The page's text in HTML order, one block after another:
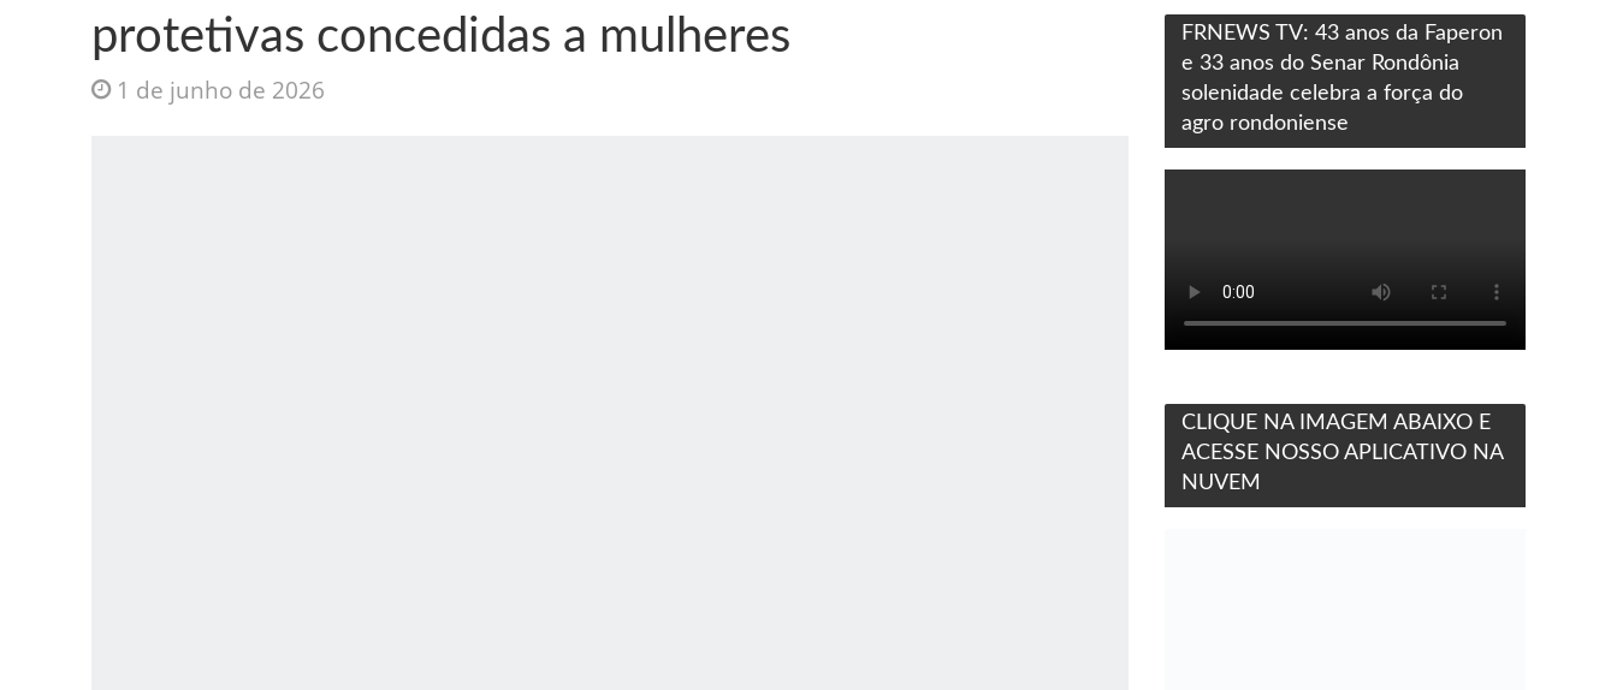
protetivas concedidas a mulheres
1 de junho de 2026
FRNEWS TV: 43 anos da Faperon
e 33 anos do Senar Rondônia
solenidade celebra a força do
agro rondoniense
CLIQUE NA IMAGEM ABAIXO E
ACESSE NOSSO APLICATIVO NA
NUVEM